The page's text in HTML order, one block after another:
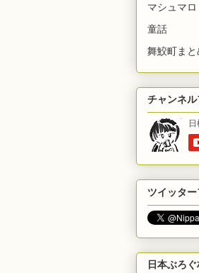
マシュマロ
童話
舞鮫町まと
チャンネ
ツイッタ
日本ぶろぐ